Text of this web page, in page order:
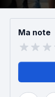
Ma note